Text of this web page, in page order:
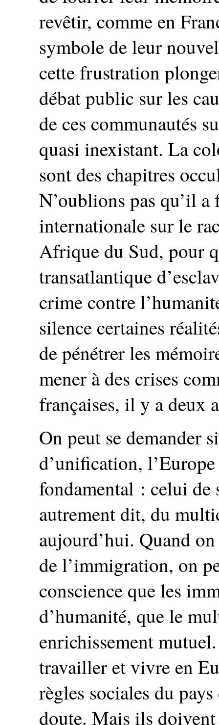
revêtir, comme en
symbole de leur
cette frustration
débat public sur les
de ces communautés
quasi inexistant. La
sont des chapitres
N’oublions pas qu’il
internationale sur le
Afrique du Sud, pour
transatlantique
crime contre
silence certaines
de pénétrer les
mener à des crises
françaises, il y a deux
On peut se demander
d’unification,
fondamental : celui
autrement dit, du
aujourd’hui. Quand
de l’immigration, on
conscience que les
d’humanité, que le
enrichissement
travailler et vivre en
règles sociales du
doute. Mais ils